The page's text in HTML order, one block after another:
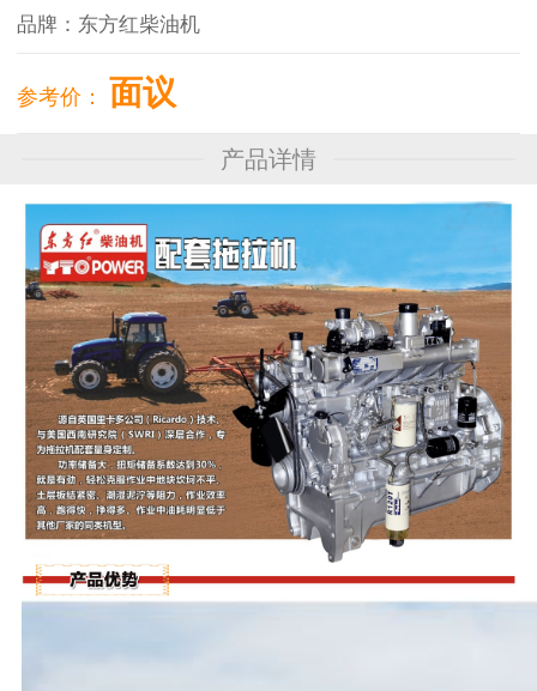
品牌： 东方红柴油机
参考价： 面议
产品详情